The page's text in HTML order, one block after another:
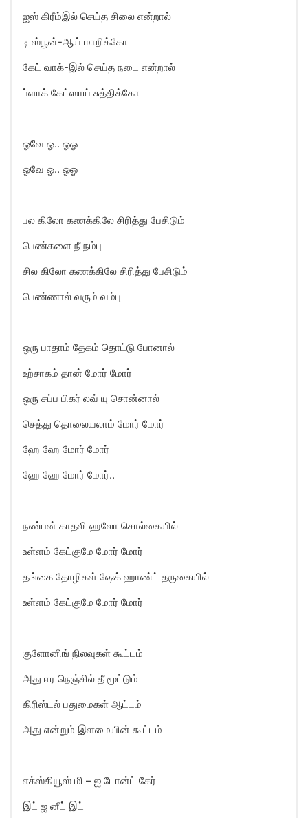
ஐஸ் கிரீம்இல் செய்த சிலை என்றால்
டி ஸ்பூன்-ஆய் மாறிக்கோ
கேட் வாக்-இல் செய்த நடை என்றால்
ப்ளாக் கேட்ஸாய் சுத்திக்கோ
ஓவே ஓ.. ஓஓ
ஓவே ஓ.. ஓஓ
பல கிலோ கணக்கிலே சிரித்து பேசிடும்
பெண்களை நீ நம்பு
சில கிலோ கணக்கிலே சிரித்து பேசிடும்
பெண்ணால் வரும் வம்பு
ஒரு பாதாம் தேகம் தொட்டு போனால்
உற்சாகம் தான் மோர் மோர்
ஒரு சப்ப பிகர் லவ் யு சொன்னால்
செத்து தொலையலாம் மோர் மோர்
ஹே ஹே மோர் மோர்
ஹே ஹே மோர் மோர்..
நண்பன் காதலி ஹலோ சொல்கையில்
உள்ளம் கேட்குமே மோர் மோர்
தங்கை தோழிகள் ஷேக் ஹாண்ட் தருகையில்
உள்ளம் கேட்குமே மோர் மோர்
குளோனிங் நிலவுகள் கூட்டம்
அது ஈர நெஞ்சில் தீ மூட்டும்
கிரிஸ்டல் பதுமைகள் ஆட்டம்
அது என்றும் இளமையின் கூட்டம்
எக்ஸ்கியூஸ் மி – ஐ டோன்ட் கேர்
இட் ஐ னீட் இட்